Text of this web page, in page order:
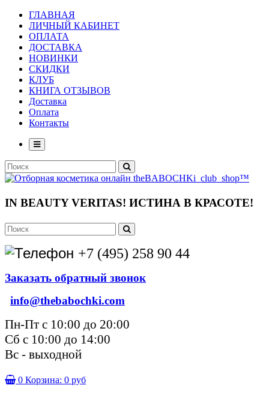
ГЛАВНАЯ
ЛИЧНЫЙ КАБИНЕТ
ОПЛАТА
ДОСТАВКА
НОВИНКИ
СКИДКИ
КЛУБ
КНИГА ОТЗЫВОВ
Доставка
Оплата
Контакты
IN BEAUTY VERITAS! ИСТИНА В КРАСОТЕ!
+7 (495) 258 90 44
Заказать обратный звонок
info@thebabochki.com
Пн-Пт с 10:00 до 20:00
Сб с 10:00 до 14:00
Вс - выходной
0 Корзина: 0 руб